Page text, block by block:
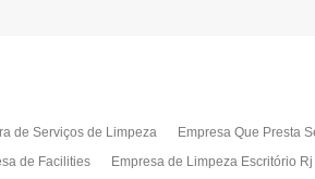
de Serviços de Limpeza
Empresa Que Presta
de Facilities Empresa de Limpeza Escritório Rj